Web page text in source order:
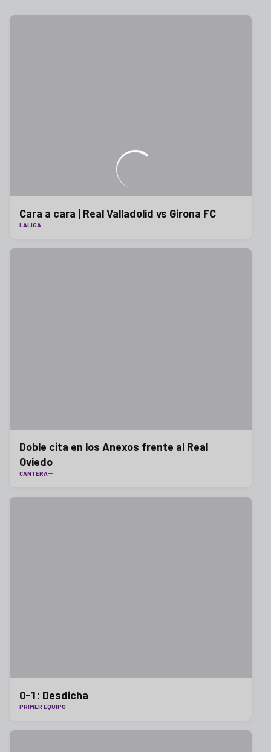
Cara a cara | Real Valladolid vs Girona FC
LALIGA
Doble cita en los Anexos frente al Real
Oviedo
CANTERA
0-1: Desdicha
PRIMER EQUIPO